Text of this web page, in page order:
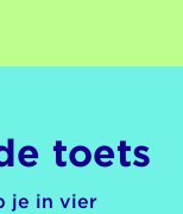
toets
je in vier